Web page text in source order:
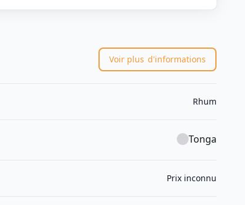
Voir plus d'informations
Rhum
Tonga
Prix inconnu